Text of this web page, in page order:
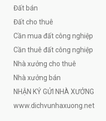
Đất bán
Đất cho thuê
Cần mua đất công nghiệp
Cần thuê đất công nghiệp
Nhà xưởng cho thuê
Nhà xưởng bán
NHẬN KÝ GỬI NHÀ XƯỞNG
www.dichvunhaxuong.net